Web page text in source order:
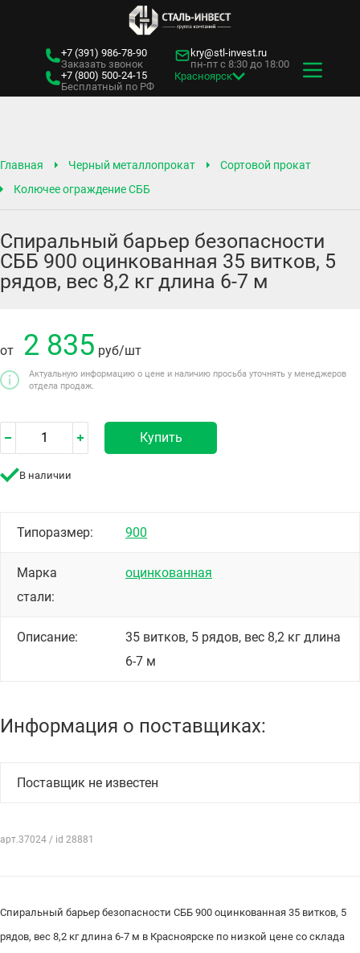
+7 (391) 986-78-90
Заказать звонок
+7 (800) 500-24-15
Бесплатный по РФ
kry@stl-invest.ru
пн-пт с 8:30 до 18:00
Красноярск
Главная Черный металлопрокат
Сортовой прокат
Колючее ограждение СББ
Спиральный барьер безопасности
СББ 900 оцинкованная 35 витков, 5
рядов, вес 8,2 кг длина 6-7 м
от 2 835 руб/шт
Актуальную информацию о цене и наличию просьба уточнять у менеджеров
отдела продаж.
Купить
В наличии
Типоразмер: 900
Марка
стали:
оцинкованная
Описание:
35 витков, 5 рядов, вес 8,2 кг длина
6-7 м
Информация о поставщиках:
Поставщик не известен
арт.37024 / id 28881
Спиральный барьер безопасности СББ 900 оцинкованная 35 витков, 5
рядов, вес 8,2 кг длина 6-7 м в Красноярске по низкой цене со склада